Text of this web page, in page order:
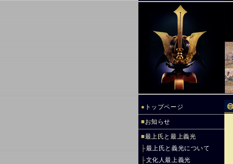
● トップページ
■お知らせ
■最上氏と最上義光
├最上氏と義光について
├文化人最上義光